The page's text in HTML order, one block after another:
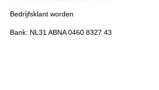
Bedrijfsklant worden
Bank: NL31 ABNA 0460 8327 43